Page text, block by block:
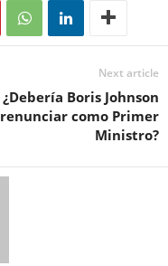
Next article
¿Debería Boris Johnson
renunciar como Primer
Ministro?